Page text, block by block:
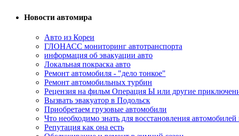
Новости автомира
Авто из Кореи
ГЛОНАСС мониторинг автотранспорта
информация об эвакуации авто
Локальная покраска авто
Ремонт автомобиля - "дело тонкое"
Ремонт автомобильных турбин
Рецензия на фильм Операция Ы или другие
Вызвать эвакуатор в Подольск
Приобретаем грузовые автомобили
Что необходимо знать для восстановления автомобилей
Репутация как она есть